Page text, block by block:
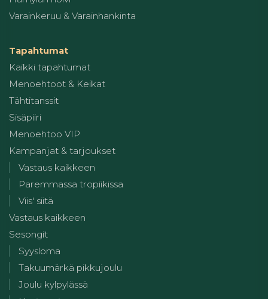
Varainkeruu & Varainhankinta
Tapahtumat
Kaikki tapahtumat
Menoehtoot & Keikat
Tähtitanssit
Sisäpiiri
Menoehtoo VIP
Kampanjat & tarjoukset
Vastaus kaikkeen
Paremmassa tropiikissa
Viis' siitä
Vastaus kaikkeen
Sesongit
Syysloma
Takuumärkä pikkujoulu
Joulu kylpylässä